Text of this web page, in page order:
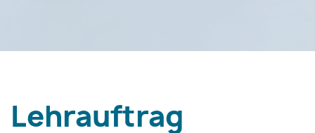
Lehrauftrag